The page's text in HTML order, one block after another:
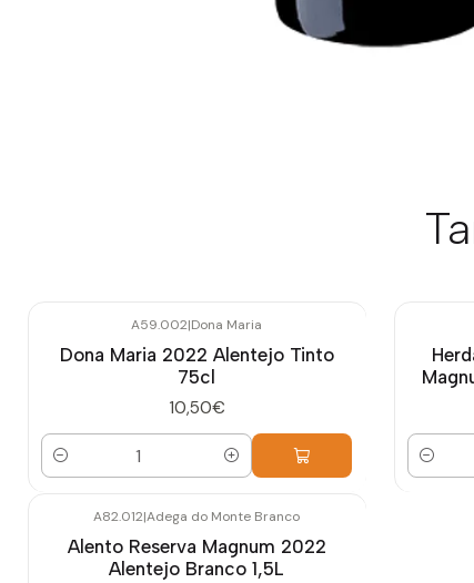
A59.002|Dona Maria
Dona Maria 2022 Alentejo Tinto
75cl
10,50€
Quantidade
A82.012|Adega do Monte Branco
Alento Reserva Magnum 2022
Alentejo Branco 1,5L